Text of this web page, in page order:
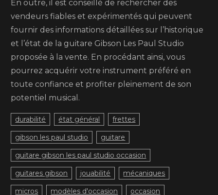
En outre, il est conseillé de rechercher des
vendeurs fiables et expérimentés qui peuvent
fournir des informations détaillées sur l’historique
et l’état de la guitare Gibson Les Paul Studio
proposée à la vente. En procédant ainsi, vous
pourrez acquérir votre instrument préféré en
toute confiance et profiter pleinement de son
potentiel musical.
durabilité état général frettes
gibson les paul studio guitare
guitare gibson les paul studio occasion
guitares gibson jouabilité mécaniques
micros modèles d'occasion occasion